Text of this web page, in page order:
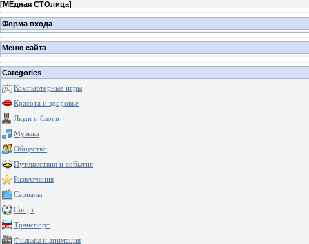
[МЕдная СТОлица]
Форма входа
Меню сайта
Categories
Компьютерные игры
Красота и здоровье
Люди и блоги
Музыка
Общество
Путешествия и события
Развлечения
Сериалы
Спорт
Транспорт
Фильмы и анимация